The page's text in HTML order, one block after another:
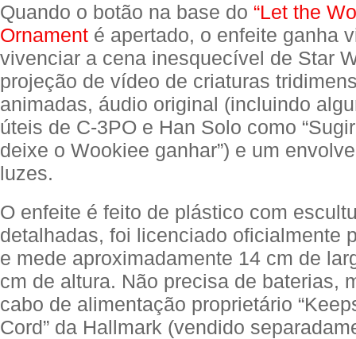
Quando o botão na base do “Let the
Ornament é apertado, o enfeite ganha
vivenciar a cena inesquecível de Star
projeção de vídeo de criaturas
animadas, áudio original (incluindo
úteis de C-3PO e Han Solo como
deixe o Wookiee ganhar”) e um
luzes.
O enfeite é feito de plástico com
detalhadas, foi licenciado oficialmente
e mede aproximadamente 14 cm de
cm de altura. Não precisa de baterias,
cabo de alimentação proprietário
Cord” da Hallmark (vendido